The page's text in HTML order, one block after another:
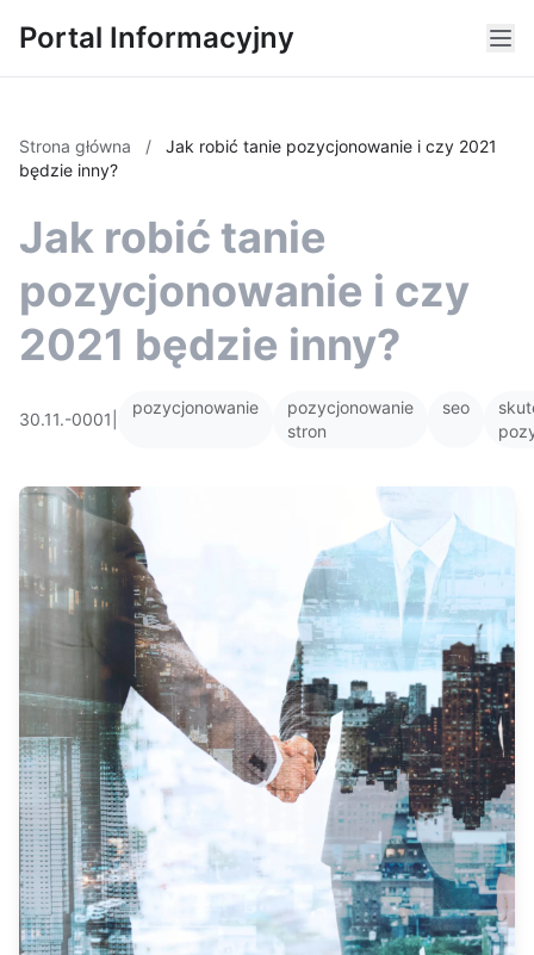
Portal Informacyjny
Strona główna /
Jak robić tanie pozycjonowanie i czy 2021
będzie inny?
Jak robić tanie
pozycjonowanie i czy
2021 będzie inny?
30.11.-0001
pozycjonowanie
pozycjonowanie
stron
seo